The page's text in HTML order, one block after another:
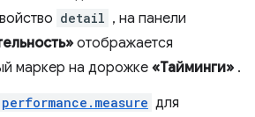
detail , на панели
отображается
маркер на дорожке «Тайминги» .
performance.measure для